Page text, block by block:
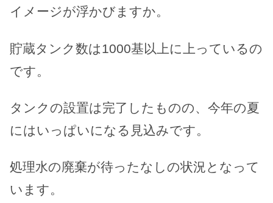
イメージが浮かびますか。
貯蔵タンク数は1000基以上に上っているの
です。
タンクの設置は完了したものの、今年の夏
にはいっぱいになる見込みです。
処理水の廃棄が待ったなしの状況となって
います。